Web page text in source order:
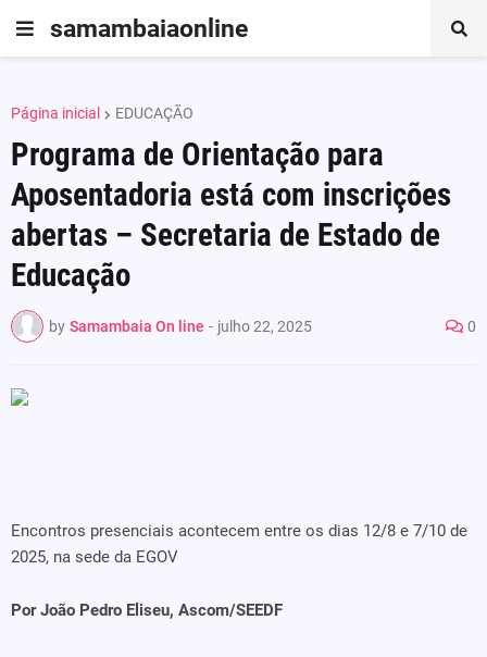
samambaiaonline
Página inicial EDUCAÇÃO
Programa de Orientação para
Aposentadoria está com inscrições
abertas – Secretaria de Estado de
Educação
by Samambaia On line - julho 22, 2025 0
Encontros presenciais acontecem entre os dias 12/8 e 7/10 de
2025, na sede da EGOV
Por João Pedro Eliseu, Ascom/SEEDF